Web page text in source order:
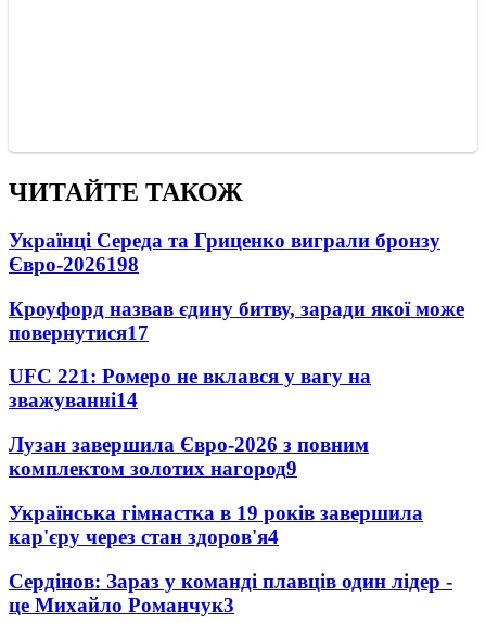
ЧИТАЙТЕ ТАКОЖ
Українці Середа та Гриценко виграли бронзу
Євро-2026198
Кроуфорд назвав єдину битву, заради якої може
повернутися17
UFC 221: Ромеро не вклався у вагу на
зважуванні14
Лузан завершила Євро-2026 з повним
комплектом золотих нагород9
Українська гімнастка в 19 років завершила
кар'єру через стан здоров'я4
Сердінов: Зараз у команді плавців один лідер -
це Михайло Романчук3